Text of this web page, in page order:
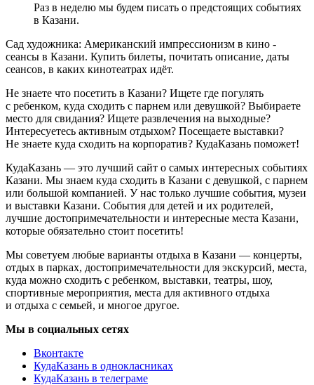
Раз в неделю мы будем писать о предстоящих событиях
в Казани.
Сад художника: Американский импрессионизм в кино -
сеансы в Казани. Купить билеты, почитать описание, даты
сеансов, в каких кинотеатрах идёт.
Не знаете что посетить в Казани? Ищете где погулять
с ребенком, куда сходить с парнем или девушкой? Выбираете
место для свидания? Ищете развлечения на выходные?
Интересуетесь активным отдыхом? Посещаете выставки?
Не знаете куда сходить на корпоратив? КудаКазань поможет!
КудаКазань — это лучший сайт о самых интересных событиях
Казани. Мы знаем куда сходить в Казани с девушкой, с парнем
или большой компанией. У нас только лучшие события, музеи
и выставки Казани. События для детей и их родителей,
лучшие достопримечательности и интересные места Казани,
которые обязательно стоит посетить!
Мы советуем любые варианты отдыха в Казани — концерты,
отдых в парках, достопримечательности для экскурсий, места,
куда можно сходить с ребенком, выставки, театры, шоу,
спортивные мероприятия, места для активного отдыха
и отдыха с семьей, и многое другое.
Мы в социальных сетях
Вконтакте
КудаКазань в однокласниках
КудаКазань в телеграме